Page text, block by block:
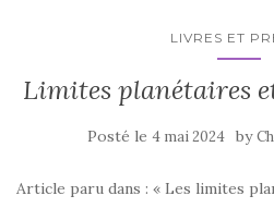
LIVRES ET
Limites planétaires
Posté le 4 mai 2024 by
Article paru dans : « Les limites